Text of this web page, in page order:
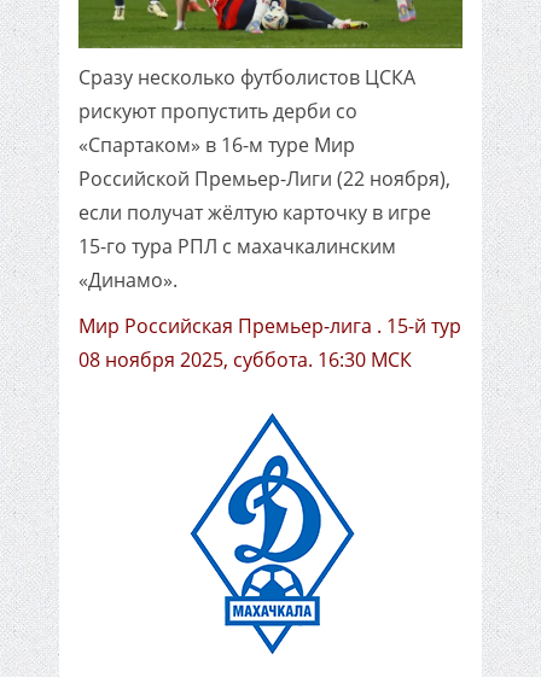
Сразу несколько футболистов ЦСКА
рискуют пропустить дерби со
«Спартаком» в 16-м туре Мир
Российской Премьер-Лиги (22 ноября),
если получат жёлтую карточку в игре
15-го тура РПЛ с махачкалинским
«Динамо».
Мир Российская Премьер-лига . 15-й тур
08 ноября 2025, суббота. 16:30 МСК